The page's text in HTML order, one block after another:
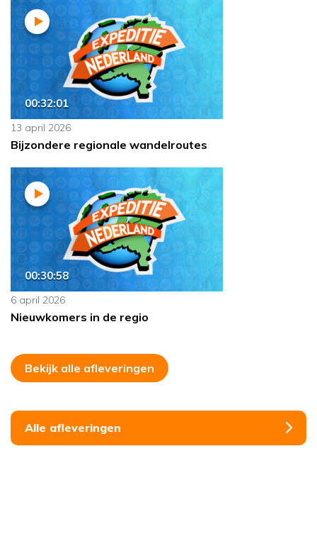
00:32:01
13 april 2026
Bijzondere regionale wandelroutes
00:30:58
6 april 2026
Nieuwkomers in de regio
Bekijk alle afleveringen
Alle afleveringen